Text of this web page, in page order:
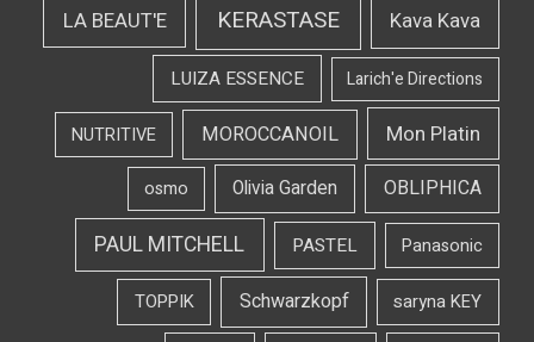
Kava Kava
KERASTASE
LA BEAUT'E
Larich'e Directions
LUIZA ESSENCE
Mon Platin
MOROCCANOIL
NUTRITIVE
OBLIPHICA
Olivia Garden
osmo
Panasonic
PASTEL
PAUL MITCHELL
saryna KEY
Schwarzkopf
TOPPIK